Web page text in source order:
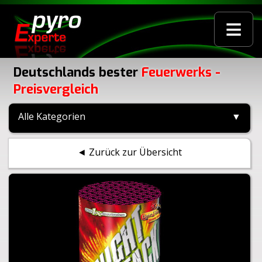
≡
Deutschlands bester Feuerwerks -
Preisvergleich
Alle Kategorien ▼
◄ Zurück zur Übersicht